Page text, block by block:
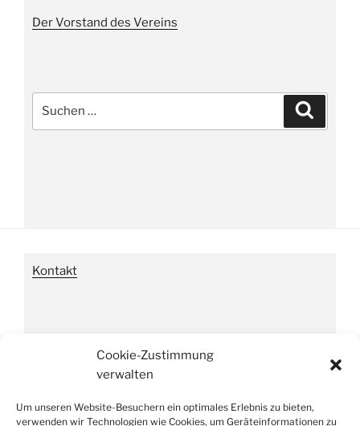
Cookie-Zustimmung
verwalten
Um unseren Website-Besuchern ein optimales Erlebnis zu bieten,
verwenden wir Technologien wie Cookies, um Geräteinformationen zu
Der Vorstand des Vereins
nach:
Kontakt
Datenschutzverordnung